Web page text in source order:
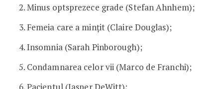
Minus optsprezece grade (Stefan Ahnhem);
Femeia care a mințit (Claire Douglas);
Insomnia (Sarah Pinborough);
Condamnarea celor vii (Marco de Franchi);
Pacientul (Jasper DeWitt);